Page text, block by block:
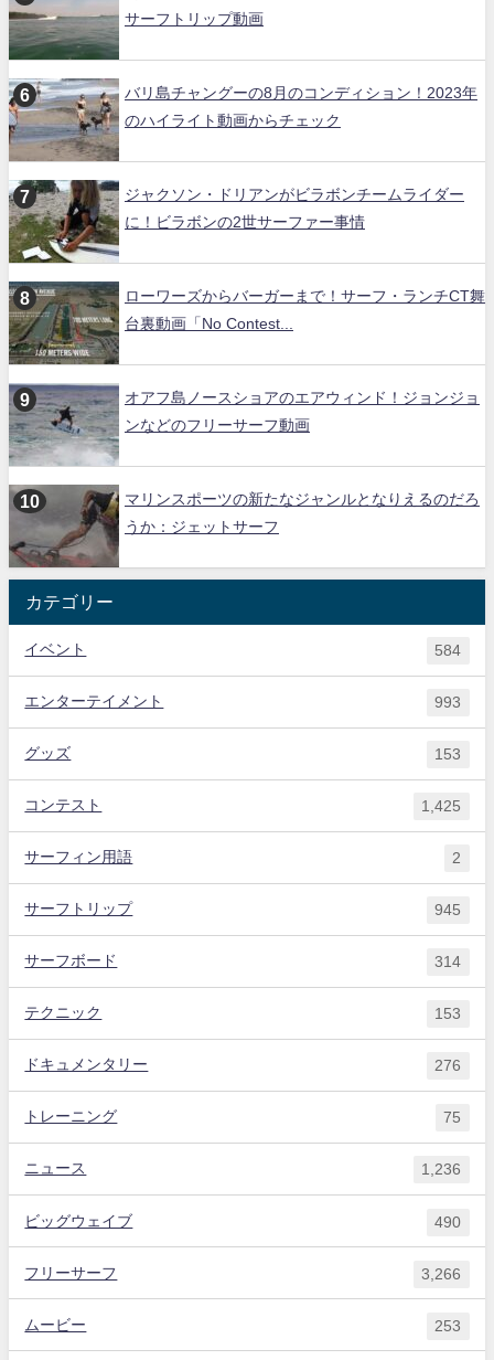
サーフトリップ動画
バリ島チャングーの8月のコンディション！2023年
のハイライト動画からチェック
ジャクソン・ドリアンがビラボンチームライダー
に！ビラボンの2世サーファー事情
ローワーズからバーガーまで！サーフ・ランチCT舞
台裏動画「No Contest...
オアフ島ノースショアのエアウィンド！ジョンジョ
ンなどのフリーサーフ動画
マリンスポーツの新たなジャンルとなりえるのだろ
うか：ジェットサーフ
カテゴリー
イベント 584
エンターテイメント 993
グッズ 153
コンテスト 1,425
サーフィン用語 2
サーフトリップ 945
サーフボード 314
テクニック 153
ドキュメンタリー 276
トレーニング 75
ニュース 1,236
ビッグウェイブ 490
フリーサーフ 3,266
ムービー 253